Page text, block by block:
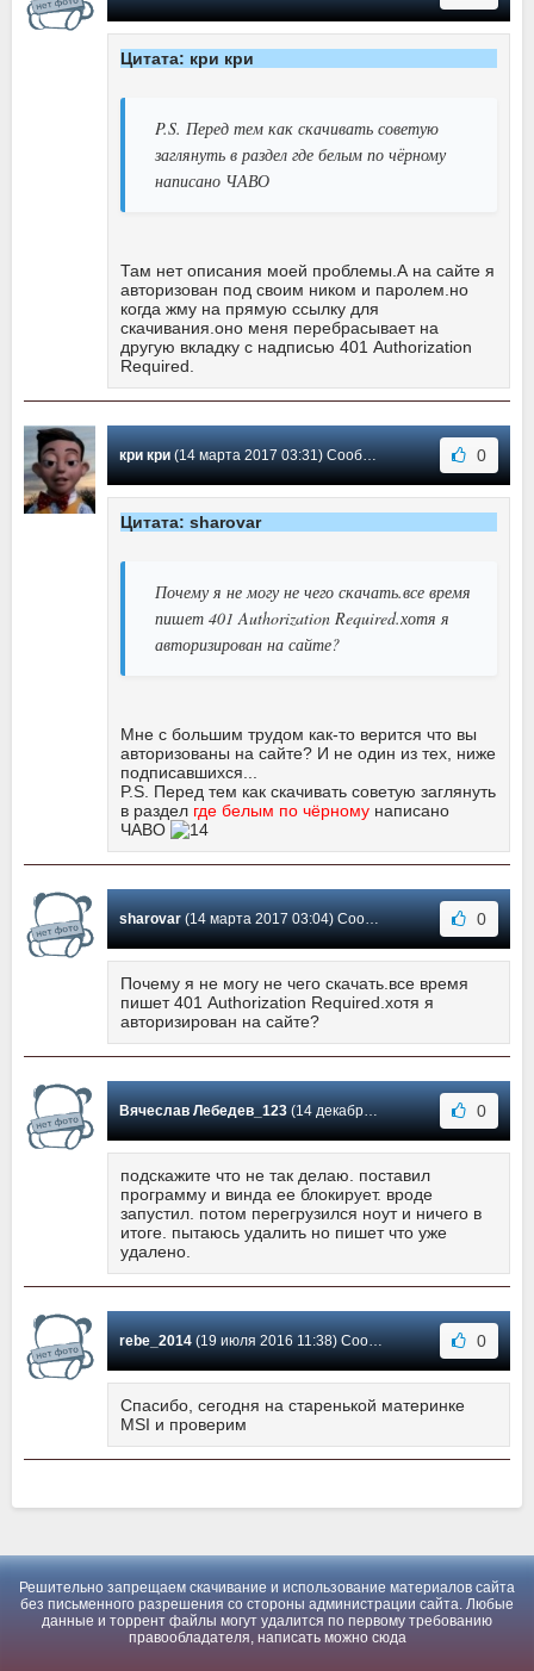
Цитата: кри кри
P.S. Перед тем как скачивать советую
заглянуть в раздел где белым по чёрному
написано ЧАВО
Там нет описания моей проблемы.А на сайте я
авторизован под своим ником и паролем.но
когда жму на прямую ссылку для
скачивания.оно меня перебрасывает на
другую вкладку с надписью 401 Authorization
Required.
кри кри(14 марта 2017 03:31) Сообщение #2 0
Цитата: sharovar
Почему я не могу не чего скачать.все время
пишет 401 Authorization Required.хотя я
авторизирован на сайте?
Мне с большим трудом как-то верится что вы
авторизованы на сайте? И не один из тех, ниже
подписавшихся...
P.S. Перед тем как скачивать советую заглянуть
в раздел где белым по чёрному написано
ЧАВО
sharovar(14 марта 2017 03:04) Сообщение #1 0
Почему я не могу не чего скачать.все время
пишет 401 Authorization Required.хотя я
авторизирован на сайте?
Вячеслав Лебедев_123(14 декабря 2016 09:36) Сообщение #0 0
подскажите что не так делаю. поставил
программу и винда ее блокирует. вроде
запустил. потом перегрузился ноут и ничего в
итоге. пытаюсь удалить но пишет что уже
удалено.
rebe_2014(19 июля 2016 11:38) Сообщение #-1 0
Спасибо, сегодня на старенькой материнке
MSI и проверим
Решительно запрещаем скачивание и использование материалов сайта
без письменного разрешения со стороны администрации сайта. Любые
данные и торрент файлы могут удалится по первому требованию
правообладателя, написать можно сюда